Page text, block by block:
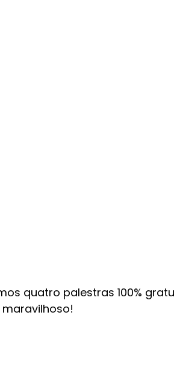
quatro palestras 100%